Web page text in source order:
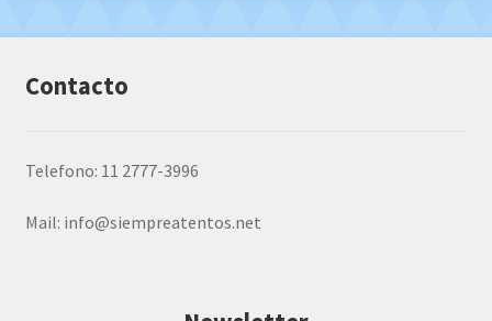
Contacto
Telefono: 11 2777-3996
Mail: info@siempreatentos.net